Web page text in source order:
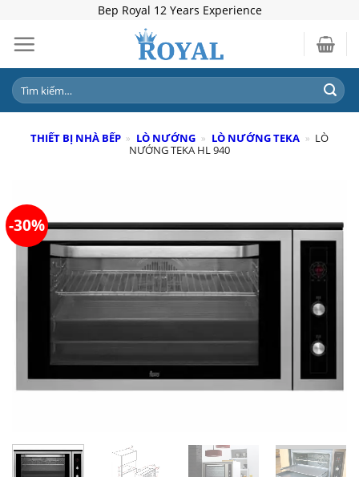
content
Bep Royal 12 Years Experience
Tìm
kiếm:
THIẾT BỊ NHÀ BẾP » LÒ NƯỚNG » LÒ NƯỚNG TEKA » LÒ
NƯỚNG TEKA HL 940
-30%